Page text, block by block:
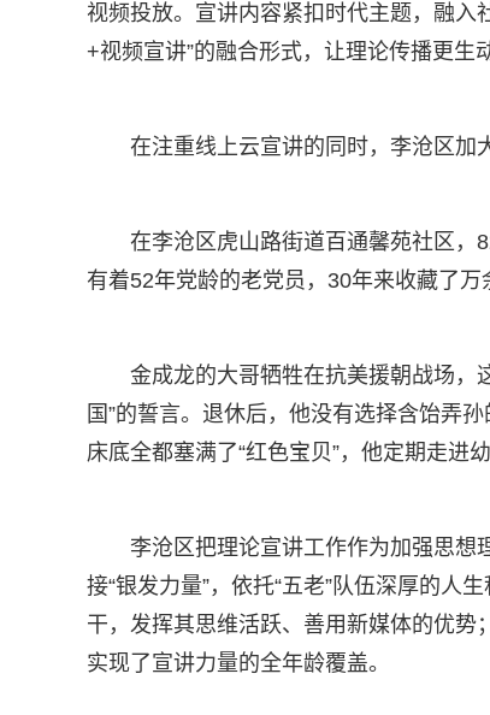
视频投放。宣讲内容紧扣时代主题，融入
+视频宣讲”的融合形式，让理论传播更生
在注重线上云宣讲的同时，李沧区加
在李沧区虎山路街道百通馨苑社区，
有着52年党龄的老党员，30年来收藏了万
金成龙的大哥牺牲在抗美援朝战场，
国”的誓言。退休后，他没有选择含饴弄
床底全都塞满了“红色宝贝”，他定期走进
李沧区把理论宣讲工作作为加强思想
接“银发力量”，依托“五老”队伍深厚的人
干，发挥其思维活跃、善用新媒体的优势
实现了宣讲力量的全年龄覆盖。